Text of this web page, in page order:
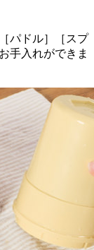
パドル］［スプ
手入れができま